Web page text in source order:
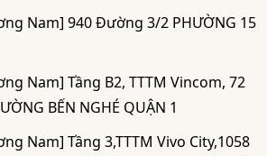
Nam] 940 Đường 3/2 PHƯỜNG 15
Nam] Tầng B2, TTTM Vincom, 72
BẾN NGHÉ QUẬN 1
Nam] Tầng 3,TTTM Vivo City,1058